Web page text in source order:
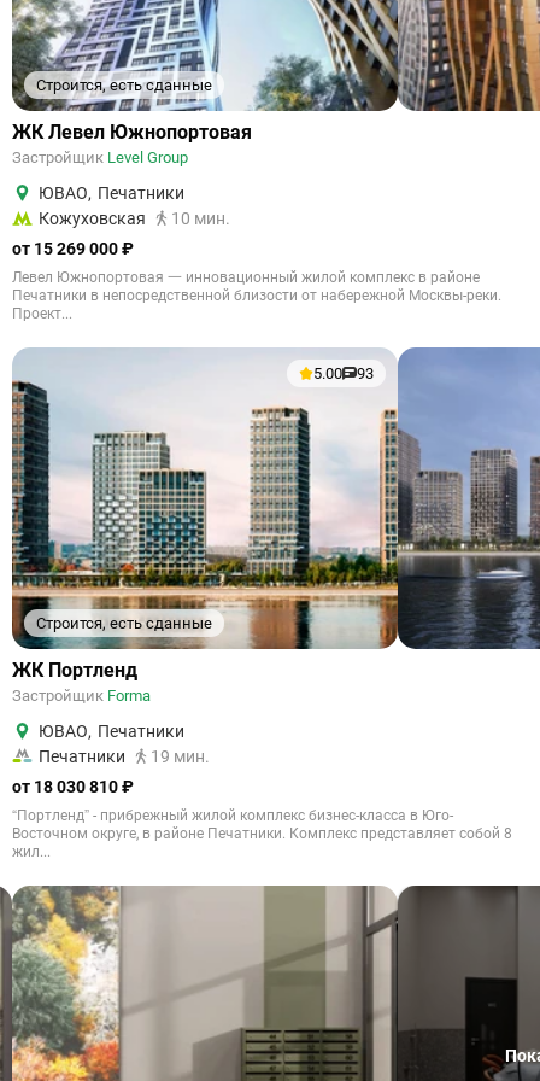
Строится, есть сданные
ЖК Левел Южнопортовая
Застройщик Level Group
ЮВАО, Печатники
Кожуховская
10 мин.
от 15 269 000 ₽
Левел Южнопортовая 一 инновационный жилой комплекс в районе
Печатники в непосредственной близости от набережной Москвы-реки.
Проект...
Строится, есть сданные
5.00 93
ЖК Портленд
Застройщик Forma
ЮВАО, Печатники
Печатники
19 мин.
от 18 030 810 ₽
“Портленд” - прибрежный жилой комплекс бизнес-класса в Юго-
Восточном округе, в районе Печатники. Комплекс представляет собой 8
жил...